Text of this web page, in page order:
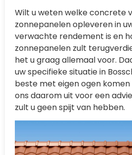
Wilt u weten welke concrete
zonnepanelen opleveren in
verwachte rendement is en
zonnepanelen zult
het u graag allemaal voor.
uw specifieke situatie in
beste met eigen ogen
ons daarom uit voor een
zult u geen spijt van hebben.